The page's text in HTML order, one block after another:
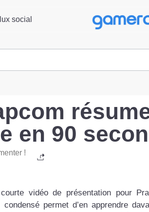
social
en 90
!
vidéo de présentation pour
permet d’en apprendre